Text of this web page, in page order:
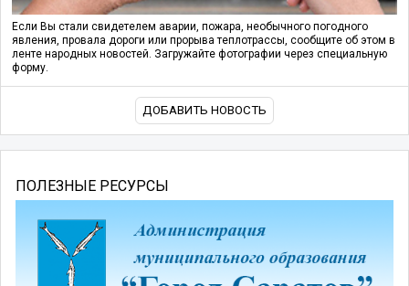
Если Вы стали свидетелем аварии, пожара, необычного погодного
явления, провала дороги или прорыва теплотрассы, сообщите об этом в
ленте народных новостей. Загружайте фотографии через специальную
форму.
ДОБАВИТЬ НОВОСТЬ
ПОЛЕЗНЫЕ РЕСУРСЫ